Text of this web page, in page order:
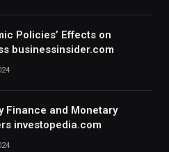
Policies’ Effects on
businessinsider.com
Finance and Monetary
investopedia.com